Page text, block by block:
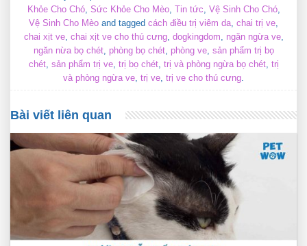
Khỏe Cho Chó, Sức Khỏe Cho Mèo, Tin tức Vệ Sinh Cho Chó,
Vệ Sinh Cho Mèo and tagged cách điều trị viêm da chai trị ve
chai xịt ve, chai xịt ve cho thú cưng, dogkingdom ngăn ngừa ve,
ngăn nừa bọ chét, phòng bọ chét, phòng ve, sản phẩm trị bọ
chét, sản phẩm trị ve, trị bọ chét, trị và phòng ngừa bọ chét, trị
và phòng ngừa ve trị ve trị ve cho thú cưng
Bài viết liên quan